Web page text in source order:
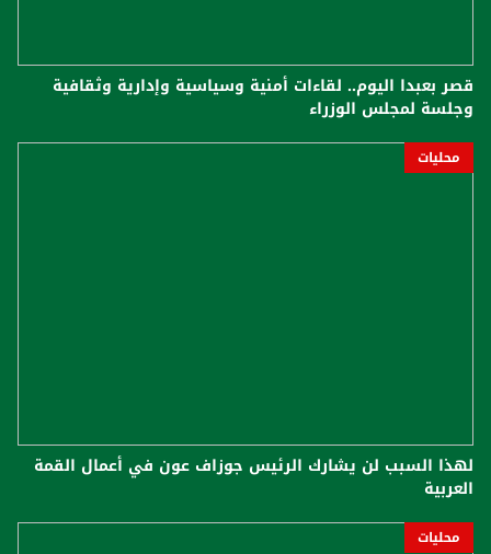
قصر بعبدا اليوم.. لقاءات أمنية وسياسية وإدارية وثقافية
وجلسة لمجلس الوزراء
محليات
لهذا السبب لن يشارك الرئيس جوزاف عون في أعمال القمة
العربية
محليات